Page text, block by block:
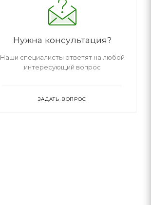
Нужна консультация?
Наши специалисты ответят на любой
интересующий вопрос
ЗАДАТЬ ВОПРОС